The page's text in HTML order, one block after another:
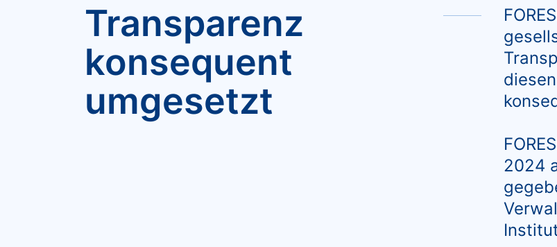
Transparenz
konsequent
umgesetzt
2024